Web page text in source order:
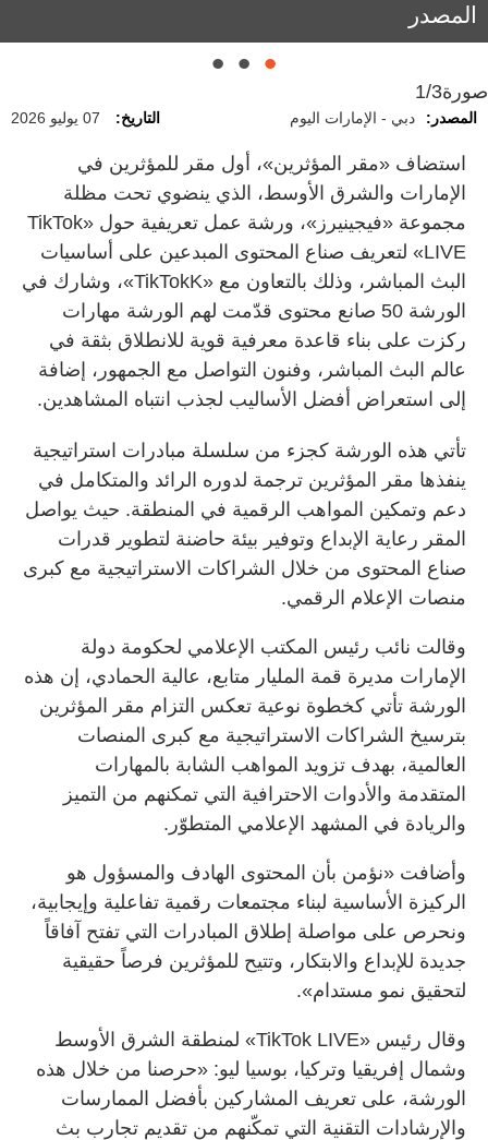
المصدر
وتتيح للمؤثرين فرصاً حقيقية لتحقيق نمو مستدام.
صورة1/3
المصدر: دبي - الإمارات اليوم التاريخ: 07 يوليو 2026
استضاف «مقر المؤثرين»، أول مقر للمؤثرين في
الإمارات والشرق الأوسط، الذي ينضوي تحت مظلة
مجموعة «فيجينيرز»، ورشة عمل تعريفية حول «TikTok
LIVE» لتعريف صناع المحتوى المبدعين على أساسيات
البث المباشر، وذلك بالتعاون مع «TikTokK»، وشارك في
الورشة 50 صانع محتوى قدّمت لهم الورشة مهارات
ركزت على بناء قاعدة معرفية قوية للانطلاق بثقة في
عالم البث المباشر، وفنون التواصل مع الجمهور، إضافة
إلى استعراض أفضل الأساليب لجذب انتباه المشاهدين.
تأتي هذه الورشة كجزء من سلسلة مبادرات استراتيجية
ينفذها مقر المؤثرين ترجمة لدوره الرائد والمتكامل في
دعم وتمكين المواهب الرقمية في المنطقة. حيث يواصل
المقر رعاية الإبداع وتوفير بيئة حاضنة لتطوير قدرات
صناع المحتوى من خلال الشراكات الاستراتيجية مع كبرى
منصات الإعلام الرقمي.
وقالت نائب رئيس المكتب الإعلامي لحكومة دولة
الإمارات مديرة قمة المليار متابع، عالية الحمادي، إن هذه
الورشة تأتي كخطوة نوعية تعكس التزام مقر المؤثرين
بترسيخ الشراكات الاستراتيجية مع كبرى المنصات
العالمية، بهدف تزويد المواهب الشابة بالمهارات
المتقدمة والأدوات الاحترافية التي تمكنهم من التميز
والريادة في المشهد الإعلامي المتطوّر.
وأضافت «نؤمن بأن المحتوى الهادف والمسؤول هو
الركيزة الأساسية لبناء مجتمعات رقمية تفاعلية وإيجابية،
ونحرص على مواصلة إطلاق المبادرات التي تفتح آفاقاً
جديدة للإبداع والابتكار، وتتيح للمؤثرين فرصاً حقيقية
لتحقيق نمو مستدام».
وقال رئيس «TikTok LIVE» لمنطقة الشرق الأوسط
وشمال إفريقيا وتركيا، بوسيا ليو: «حرصنا من خلال هذه
الورشة، على تعريف المشاركين بأفضل الممارسات
والإرشادات التقنية التي تمكّنهم من تقديم تجارب بث